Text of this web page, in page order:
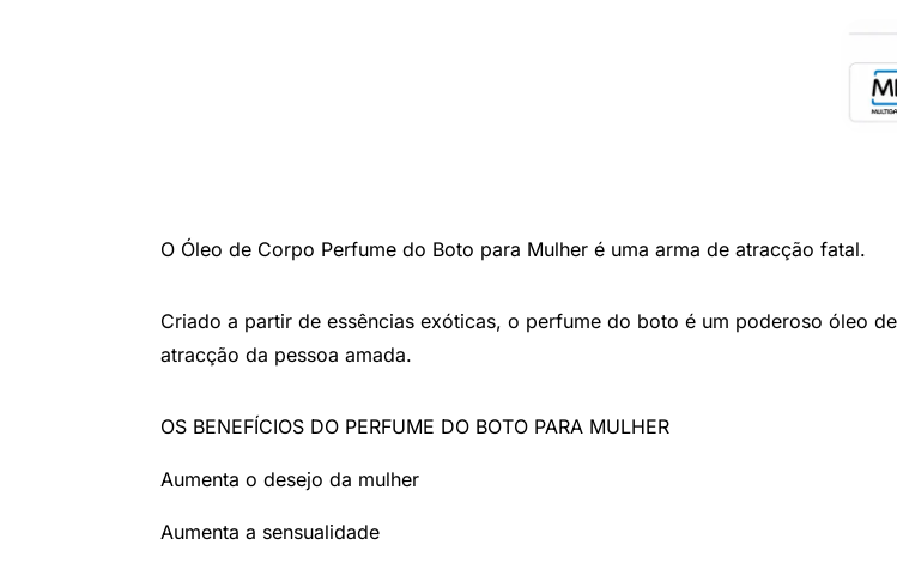
O Óleo de Corpo Perfume do Boto para Mulher é uma arma de atracção fatal.
Criado a partir de essências exóticas, o perfume do boto é um poderoso óleo de
atracção da pessoa amada.
OS BENEFÍCIOS DO PERFUME DO BOTO PARA MULHER
Aumenta o desejo da mulher
Aumenta a sensualidade